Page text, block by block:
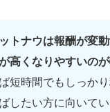
トナウは報酬が変
高くなりやすいのが
短時間でもしっか
したい方に向いてい